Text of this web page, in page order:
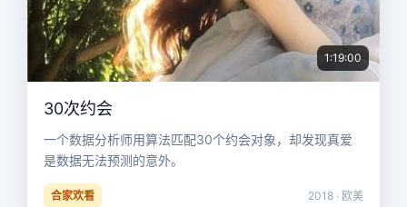
1:19:00
30次约会
一个数据分析师用算法匹配30个约会对象，却发现真爱
是数据无法预测的意外。
合家欢看 2018 · 欧美